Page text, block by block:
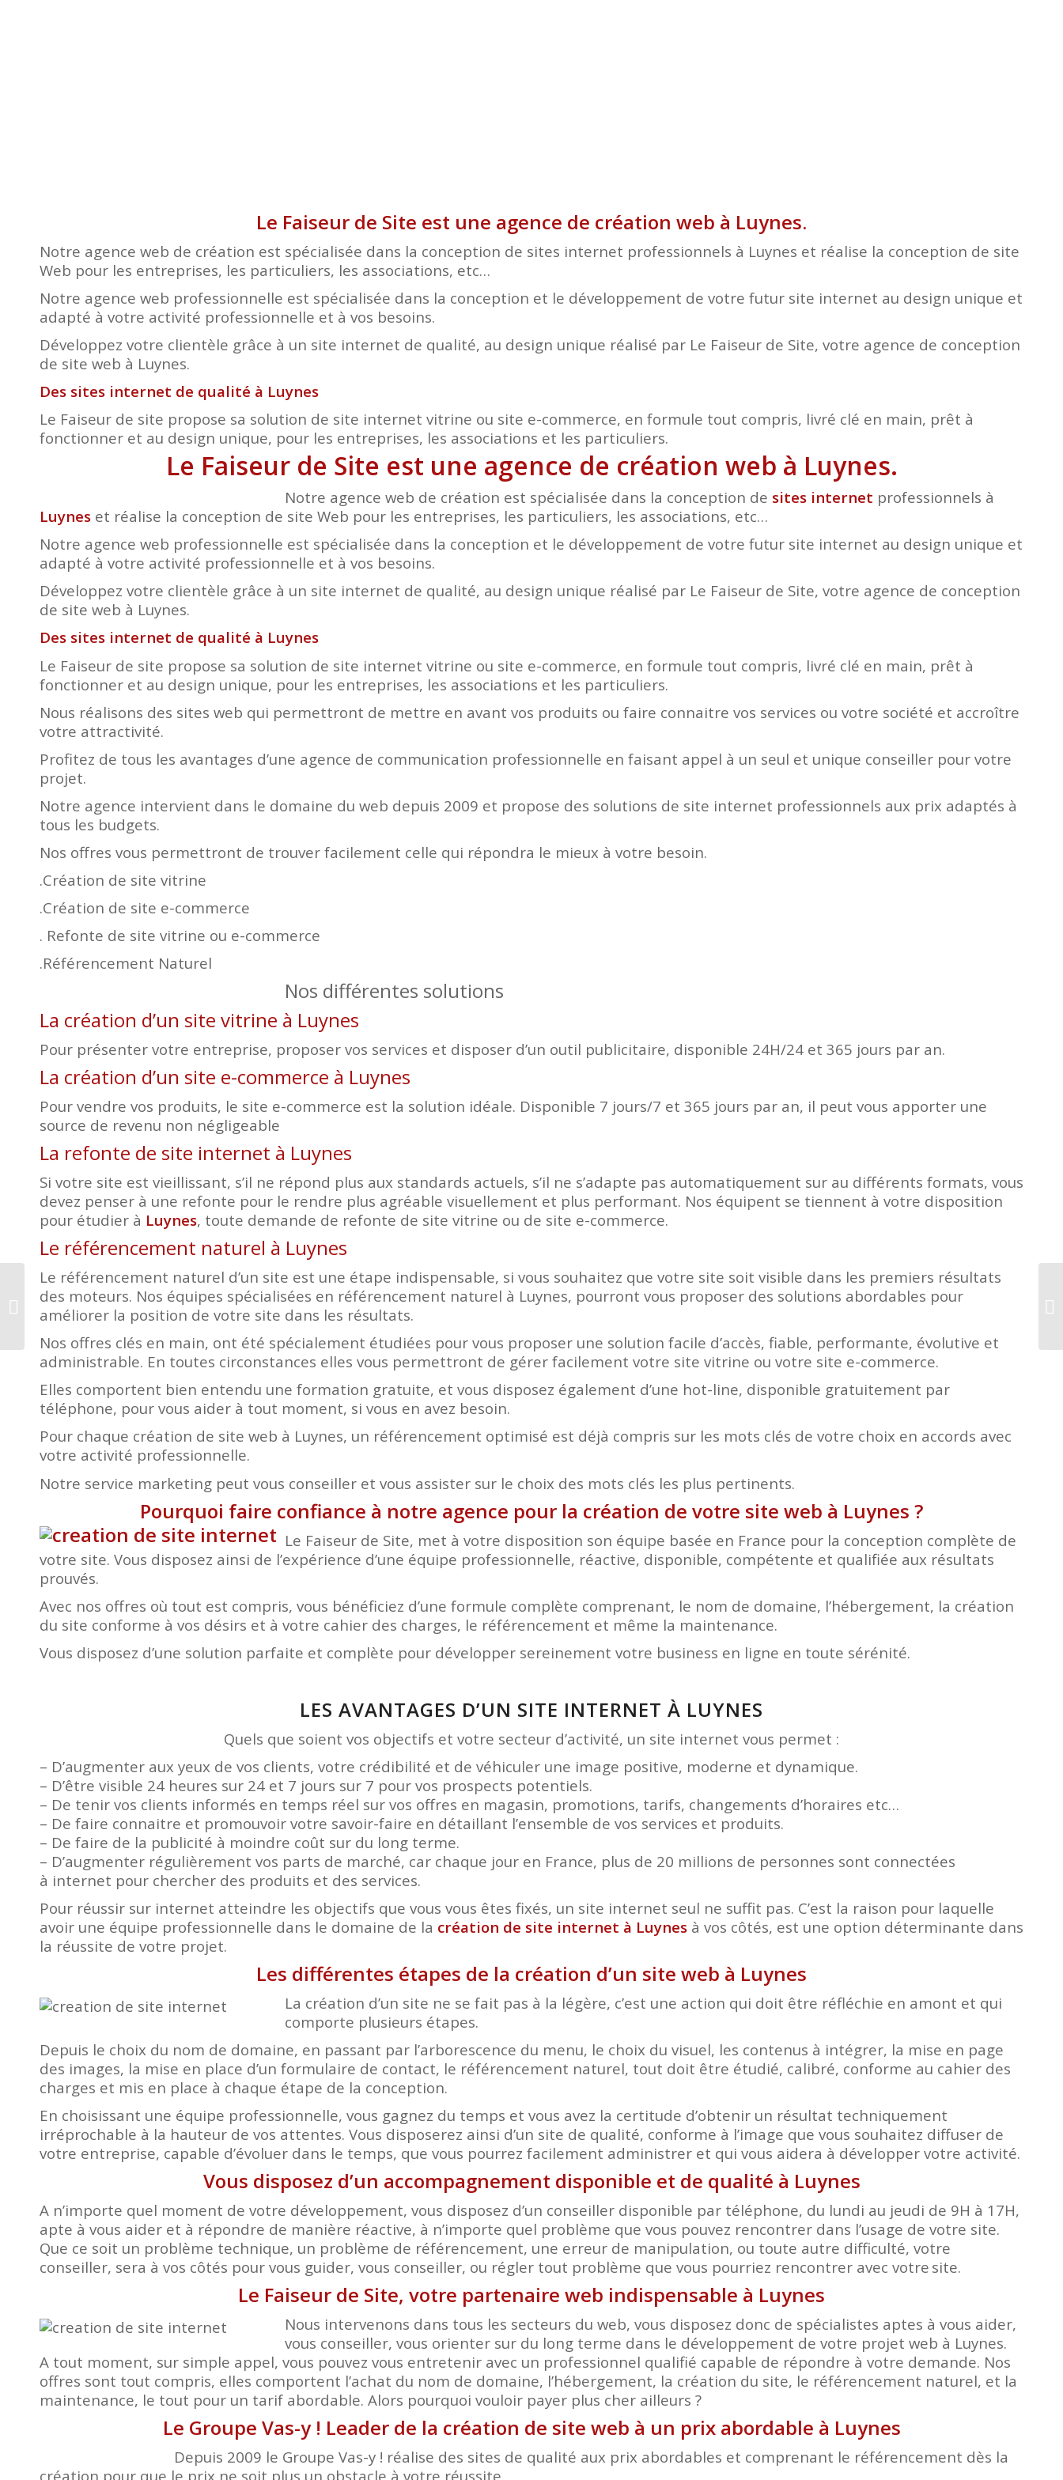
Le Faiseur de Site est une agence de création web à Luynes.
Notre agence web de création est spécialisée dans la conception de sites internet professionnels à Luynes et réalise la conception de site
Web pour les entreprises, les particuliers, les associations, etc…
Notre agence web professionnelle est spécialisée dans la conception et le développement de votre futur site internet au design unique et
adapté à votre activité professionnelle et à vos besoins.
Développez votre clientèle grâce à un site internet de qualité, au design unique réalisé par Le Faiseur de Site, votre agence de conception
de site web à Luynes.
Des sites internet de qualité à Luynes
Le Faiseur de site propose sa solution de site internet vitrine ou site e-commerce, en formule tout compris, livré clé en main, prêt à
fonctionner et au design unique, pour les entreprises, les associations et les particuliers.
Le Faiseur de Site est une agence de création web à Luynes.
Notre agence web de création est spécialisée dans la conception de sites internet professionnels à
Luynes et réalise la conception de site Web pour les entreprises, les particuliers, les associations, etc…
Notre agence web professionnelle est spécialisée dans la conception et le développement de votre futur site internet au design unique et
adapté à votre activité professionnelle et à vos besoins.
Développez votre clientèle grâce à un site internet de qualité, au design unique réalisé par Le Faiseur de Site, votre agence de conception
de site web à Luynes.
Des sites internet de qualité à Luynes
Le Faiseur de site propose sa solution de site internet vitrine ou site e-commerce, en formule tout compris, livré clé en main, prêt à
fonctionner et au design unique, pour les entreprises, les associations et les particuliers.
Nous réalisons des sites web qui permettront de mettre en avant vos produits ou faire connaitre vos services ou votre société et accroître
votre attractivité.
Profitez de tous les avantages d’une agence de communication professionnelle en faisant appel à un seul et unique conseiller pour votre
projet.
Notre agence intervient dans le domaine du web depuis 2009 et propose des solutions de site internet professionnels aux prix adaptés à
tous les budgets.
Nos offres vous permettront de trouver facilement celle qui répondra le mieux à votre besoin.
.Création de site vitrine
.Création de site e-commerce
. Refonte de site vitrine ou e-commerce
.Référencement Naturel
Nos différentes solutions
La création d’un site vitrine à Luynes
Pour présenter votre entreprise, proposer vos services et disposer d’un outil publicitaire, disponible 24H/24 et 365 jours par an.
La création d’un site e-commerce à Luynes
Pour vendre vos produits, le site e-commerce est la solution idéale. Disponible 7 jours/7 et 365 jours par an, il peut vous apporter une
source de revenu non négligeable
La refonte de site internet à Luynes
Si votre site est vieillissant, s’il ne répond plus aux standards actuels, s’il ne s’adapte pas automatiquement sur au différents formats, vous
devez penser à une refonte pour le rendre plus agréable visuellement et plus performant. Nos équipent se tiennent à votre disposition
pour étudier à Luynes, toute demande de refonte de site vitrine ou de site e-commerce.
Le référencement naturel à Luynes
Le référencement naturel d’un site est une étape indispensable, si vous souhaitez que votre site soit visible dans les premiers résultats
des moteurs. Nos équipes spécialisées en référencement naturel à Luynes, pourront vous proposer des solutions abordables pour
améliorer la position de votre site dans les résultats.
Nos offres clés en main, ont été spécialement étudiées pour vous proposer une solution facile d’accès, fiable, performante, évolutive et
administrable. En toutes circonstances elles vous permettront de gérer facilement votre site vitrine ou votre site e-commerce.
Elles comportent bien entendu une formation gratuite, et vous disposez également d’une hot-line, disponible gratuitement par
téléphone, pour vous aider à tout moment, si vous en avez besoin.
Pour chaque création de site web à Luynes, un référencement optimisé est déjà compris sur les mots clés de votre choix en accords avec
votre activité professionnelle.
Notre service marketing peut vous conseiller et vous assister sur le choix des mots clés les plus pertinents.
Pourquoi faire confiance à notre agence pour la création de votre site web à Luynes ?
Le Faiseur de Site, met à votre disposition son équipe basée en France pour la conception complète de
votre site. Vous disposez ainsi de l’expérience d’une équipe professionnelle, réactive, disponible, compétente et qualifiée aux résultats
prouvés.
Avec nos offres où tout est compris, vous bénéficiez d’une formule complète comprenant, le nom de domaine, l’hébergement, la création
du site conforme à vos désirs et à votre cahier des charges, le référencement et même la maintenance.
Vous disposez d’une solution parfaite et complète pour développer sereinement votre business en ligne en toute sérénité.
LES AVANTAGES D’UN SITE INTERNET À LUYNES
Quels que soient vos objectifs et votre secteur d’activité, un site internet vous permet :
– D’augmenter aux yeux de vos clients, votre crédibilité et de véhiculer une image positive, moderne et dynamique.
– D’être visible 24 heures sur 24 et 7 jours sur 7 pour vos prospects potentiels.
– De tenir vos clients informés en temps réel sur vos offres en magasin, promotions, tarifs, changements d’horaires etc…
– De faire connaitre et promouvoir votre savoir-faire en détaillant l’ensemble de vos services et produits.
– De faire de la publicité à moindre coût sur du long terme.
– D’augmenter régulièrement vos parts de marché, car chaque jour en France, plus de 20 millions de personnes sont connectées
à internet pour chercher des produits et des services.
Pour réussir sur internet atteindre les objectifs que vous vous êtes fixés, un site internet seul ne suffit pas. C’est la raison pour laquelle
avoir une équipe professionnelle dans le domaine de la création de site internet à Luynes à vos côtés, est une option déterminante dans
la réussite de votre projet.
Les différentes étapes de la création d’un site web à Luynes
La création d’un site ne se fait pas à la légère, c’est une action qui doit être réfléchie en amont et qui
comporte plusieurs étapes.
Depuis le choix du nom de domaine, en passant par l’arborescence du menu, le choix du visuel, les contenus à intégrer, la mise en page
des images, la mise en place d’un formulaire de contact, le référencement naturel, tout doit être étudié, calibré, conforme au cahier des
charges et mis en place à chaque étape de la conception.
En choisissant une équipe professionnelle, vous gagnez du temps et vous avez la certitude d’obtenir un résultat techniquement
irréprochable à la hauteur de vos attentes. Vous disposerez ainsi d’un site de qualité, conforme à l’image que vous souhaitez diffuser de
votre entreprise, capable d’évoluer dans le temps, que vous pourrez facilement administrer et qui vous aidera à développer votre activité.
Vous disposez d’un accompagnement disponible et de qualité à Luynes
A n’importe quel moment de votre développement, vous disposez d’un conseiller disponible par téléphone, du lundi au jeudi de 9H à 17H,
apte à vous aider et à répondre de manière réactive, à n’importe quel problème que vous pouvez rencontrer dans l’usage de votre site.
Que ce soit un problème technique, un problème de référencement, une erreur de manipulation, ou toute autre difficulté, votre
conseiller, sera à vos côtés pour vous guider, vous conseiller, ou régler tout problème que vous pourriez rencontrer avec votre site.
Le Faiseur de Site, votre partenaire web indispensable à Luynes
Nous intervenons dans tous les secteurs du web, vous disposez donc de spécialistes aptes à vous aider,
vous conseiller, vous orienter sur du long terme dans le développement de votre projet web à Luynes.
A tout moment, sur simple appel, vous pouvez vous entretenir avec un professionnel qualifié capable de répondre à votre demande. Nos
offres sont tout compris, elles comportent l’achat du nom de domaine, l’hébergement, la création du site, le référencement naturel, et la
maintenance, le tout pour un tarif abordable. Alors pourquoi vouloir payer plus cher ailleurs ?
Le Groupe Vas-y ! Leader de la création de site web à un prix abordable à Luynes
Depuis 2009 le Groupe Vas-y ! réalise des sites de qualité aux prix abordables et comprenant le référencement dès la
création pour que le prix ne soit plus un obstacle à votre réussite.
Création site internet
Bléré